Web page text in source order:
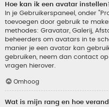
Hoe kan ik een avatar
In je Gebruikerspaneel, onder
toevoegen door gebruik te
methodes: Gravatar, Galerij,
beheerders om avatars in te
manier je een avatar kan
gebruiken, neem dan contact
vragen hierover.
Omhoog
Wat is mijn rang en hoe